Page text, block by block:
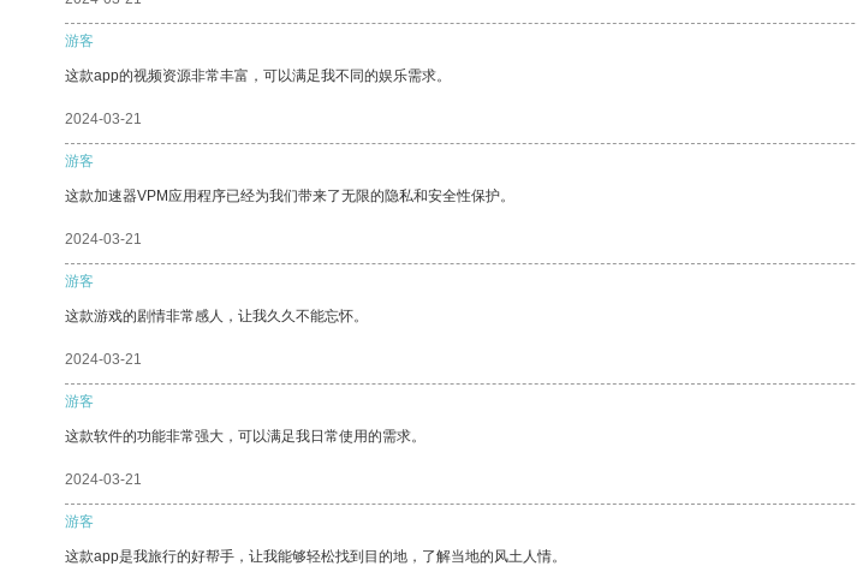
游客
这款app的视频资源非常丰富，可以满足我不同的娱乐需求。
2024-03-21
游客
这款加速器VPM应用程序已经为我们带来了无限的隐私和安全性保护。
2024-03-21
游客
这款游戏的剧情非常感人，让我久久不能忘怀。
2024-03-21
游客
这款软件的功能非常强大，可以满足我日常使用的需求。
2024-03-21
游客
这款app是我旅行的好帮手，让我能够轻松找到目的地，了解当地的风土人情。